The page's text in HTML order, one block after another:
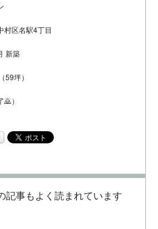
村区名駅4丁目
新築
59坪）
🙇）
記事もよく読まれています